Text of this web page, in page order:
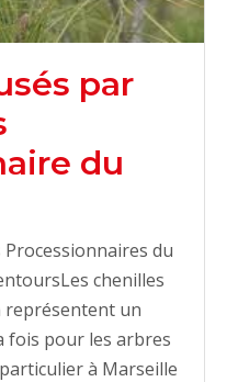
par
du
du
chenilles
représentent un
fois pour les arbres
à Marseille